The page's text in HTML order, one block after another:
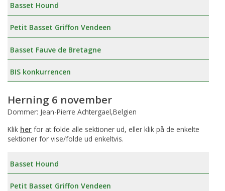
Basset Hound
Petit Basset Griffon Vendeen
Basset Fauve de Bretagne
BIS konkurrencen
Herning 6 november
Dommer: Jean-Pierre Achtergael,Belgien
Klik her for at folde alle sektioner ud, eller klik på de enkelte
sektioner for vise/folde ud enkeltvis.
Basset Hound
Petit Basset Griffon Vendeen